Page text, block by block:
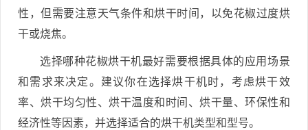
性，但需要注意天气条件和烘干时间，以免花椒过度烘
干或烧焦。
选择哪种花椒烘干机最好需要根据具体的应用场景
和需求来决定。建议你在选择烘干机时，考虑烘干效
率、烘干均匀性、烘干温度和时间、烘干量、环保性和
经济性等因素，并选择适合的烘干机类型和型号。